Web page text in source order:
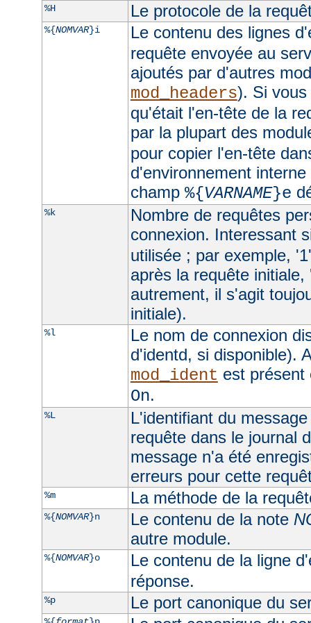
%H Le protocole de la
%{NOMVAR}i
Le contenu des lignes
requête envoyée au
ajoutés par d'autres
mod_headers). Si
qu'était l'en-tête de la
par la plupart des
pour copier l'en-tête
d'environnement
champ %{VARNAME}e
%k
Nombre de requêtes
connexion. Interessant
utilisée ; par exemple,
après la requête
autrement, il s'agit
initiale).
%l
Le nom de connexion
d'identd, si disponible).
mod_ident est
On.
%L
L'identifiant du
requête dans le journal
message n'a été
erreurs pour cette
%m La méthode de la
%{NOMVAR}n Le contenu de la note
autre module.
%{NOMVAR}o
Le contenu de la ligne
réponse.
%p Le port canonique du